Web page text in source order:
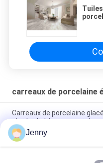
carreaux de porcelaine
Carreaux de porcelaine
résidentiel / commercial
Carreaux de porcelaine
polie à faible absorption
Jenny